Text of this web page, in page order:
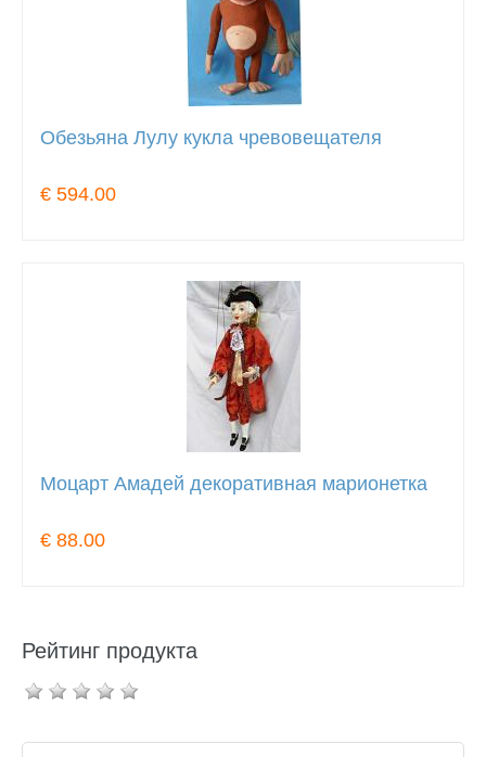
Обезьяна Лулу кукла чревовещателя
€ 594.00
Моцарт Амадей декоративная марионетка
€ 88.00
Рейтинг продукта